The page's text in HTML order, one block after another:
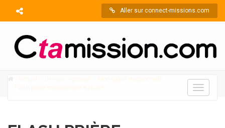
Aller sur connect-missions.com
Toggle
Accueil Je veux organiser
Mon église missionnelle
Flash prière missionnaire au culte